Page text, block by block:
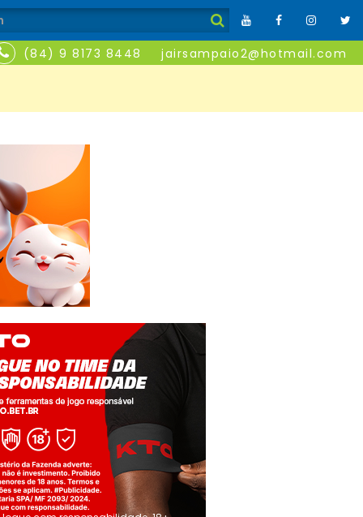
(84) 9 8173 8448 jairsampaio2@hotmail.com